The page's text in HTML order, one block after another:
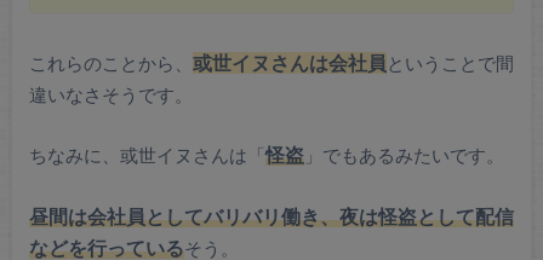
これらのことから、 或世イヌさんは会社員 ということで間
違いなさそうです。
ちなみに、或世イヌさんは「怪盗」でもあるみたいです。
昼間は会社員としてバリバリ働き、夜は怪盗として配信
などを行っているそう。